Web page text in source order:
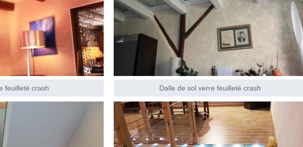
feuilleté crash Dalle de sol verre feuilleté crash